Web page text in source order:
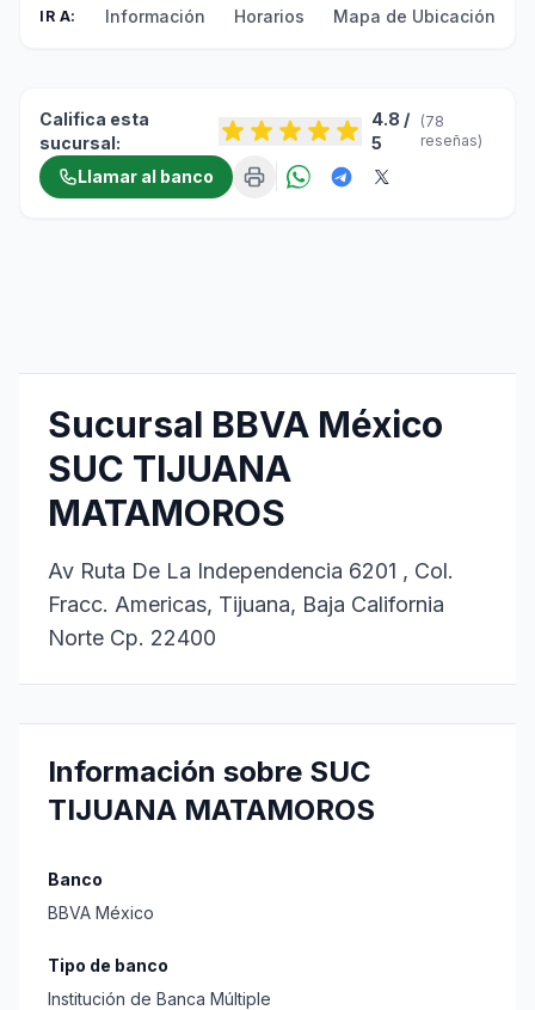
IR A: Información Horarios Mapa de Ubicación
Califica esta
sucursal:
4.8 /
5
(78
reseñas)
Llamar al banco
Sucursal BBVA México
SUC TIJUANA
MATAMOROS
Av Ruta De La Independencia 6201 , Col.
Fracc. Americas, Tijuana, Baja California
Norte Cp. 22400
Información sobre SUC
TIJUANA MATAMOROS
Banco
BBVA México
Tipo de banco
Institución de Banca Múltiple